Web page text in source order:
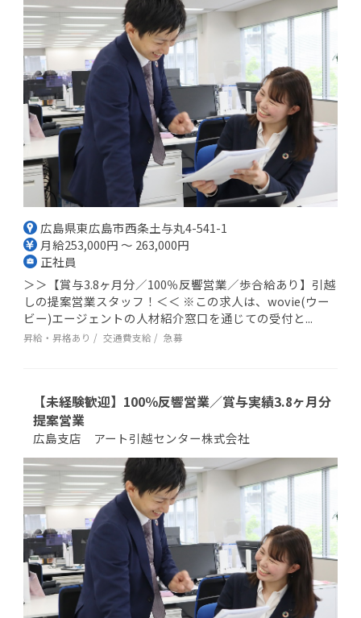
広島県東広島市西条土与丸4-541-1
月給253,000円 ～ 263,000円
正社員
＞＞【賞与3.8ヶ月分／100％反響営業／歩合給あり】引越
しの提案営業スタッフ！＜＜ ※この求人は、wovie(ウー
ビー)エージェントの人材紹介窓口を通じての受付と...
昇給・昇格あり 交通費支給 急募
【未経験歓迎】100％反響営業／賞与実績3.8ヶ月分
提案営業
広島支店 アート引越センター株式会社